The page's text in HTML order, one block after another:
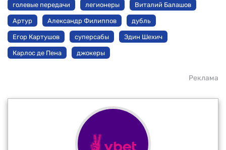
голевые передачи легионеры Виталий Балашов
Артур Александр Филиппов дубль
Егор Картушов суперсабы Эдин Шехич
Карлос де Пена джокеры
Реклама